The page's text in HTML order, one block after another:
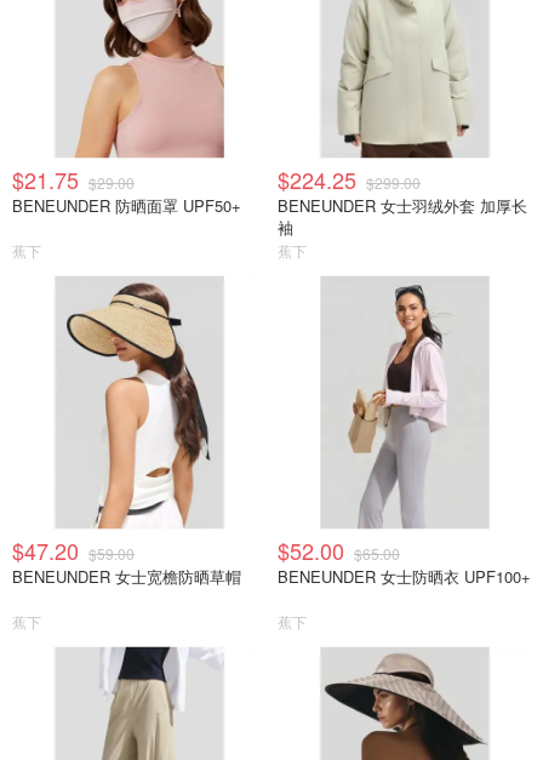
$21.75 $29.00
BENEUNDER 防晒面罩 UPF50+
蕉下
$224.25 $299.00
BENEUNDER 女士羽绒外套 加厚长
袖
蕉下
$47.20 $59.00
BENEUNDER 女士宽檐防晒草帽
蕉下
$52.00 $65.00
BENEUNDER 女士防晒衣 UPF100+
蕉下